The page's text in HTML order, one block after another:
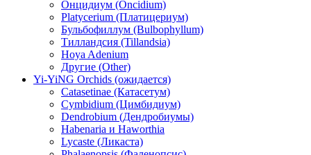
Онцидиум (Oncidium)
Platycerium (Платицериум)
Бульбофиллум (Bulbophyllum)
Тилландсия (Tillandsia)
Hoya Adenium
Другие (Other)
Yi-YiNG Orchids (ожидается)
Catasetinae (Катасетум)
Cymbidium (Цимбидиум)
Dendrobium (Дендробиумы)
Habenaria и Haworthia
Lycaste (Ликаста)